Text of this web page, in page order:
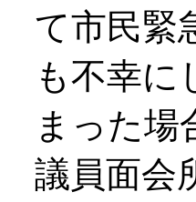
て市民緊
も不幸に
まった場
議員面会